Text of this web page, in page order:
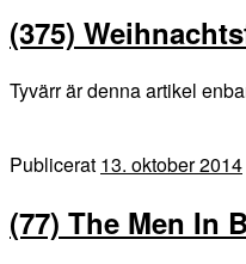
(375)
Tyvärr är denna artikel
Publicerat 13. oktober 2014
(77) The Men In